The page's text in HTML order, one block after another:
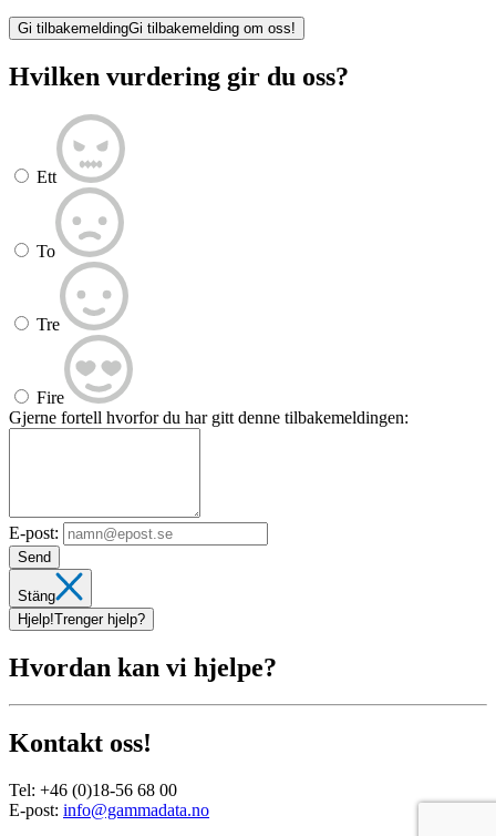
Gi tilbakemeldingGi tilbakemelding om oss!
Hvilken vurdering gir du oss?
Ett
To
Tre
Fire
Gjerne fortell hvorfor du har gitt denne tilbakemeldingen:
E-post:
Send
Stäng
Hjelp!Trenger hjelp?
Hvordan kan vi hjelpe?
Kontakt oss!
Tel: +46 (0)18-56 68 00
E-post: info@gammadata.no